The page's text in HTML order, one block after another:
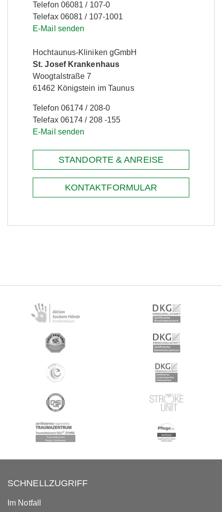
Telefon 06081 / 107-0
Telefax 06081 / 107-1001
E-Mail senden
Hochtaunus-Kliniken gGmbH
St. Josef Krankenhaus
Woogtalstraße 7
61462 Königstein im Taunus
Telefon 06174 / 208-0
Telefax 06174 / 208 -155
E-Mail senden
STANDORTE & ANREISE
KONTAKTFORMULAR
SCHNELLZUGRIFF
Im Notfall